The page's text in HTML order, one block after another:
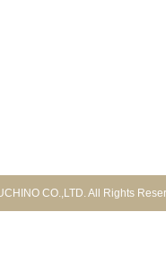
CO.,LTD. All Rights